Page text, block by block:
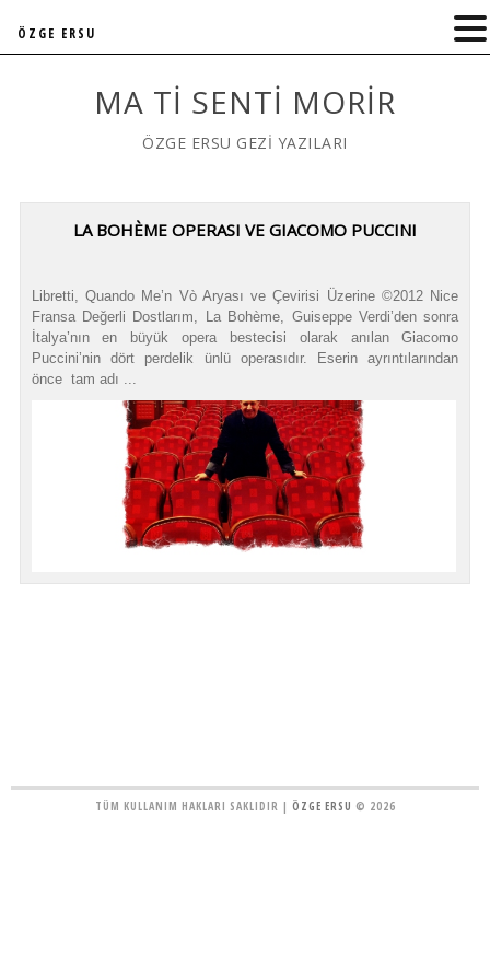
MA TI SENTI MORIR
ÖZGE ERSU GEZİ YAZILARI
LA BOHÈME OPERASI VE GIACOMO PUCCINI
Libretti, Quando Me’n Vò Aryası ve Çevirisi Üzerine ©2012 Nice
Fransa Değerli Dostlarım, La Bohème, Guiseppe Verdi’den sonra
İtalya’nın en büyük opera bestecisi olarak anılan Giacomo
Puccini’nin dört perdelik ünlü operasıdır. Eserin ayrıntılarından
önce tam adı ...
TÜM KULLANIM HAKLARI SAKLIDIR | ÖZGE ERSU © 2026
ÖZGE ERSU